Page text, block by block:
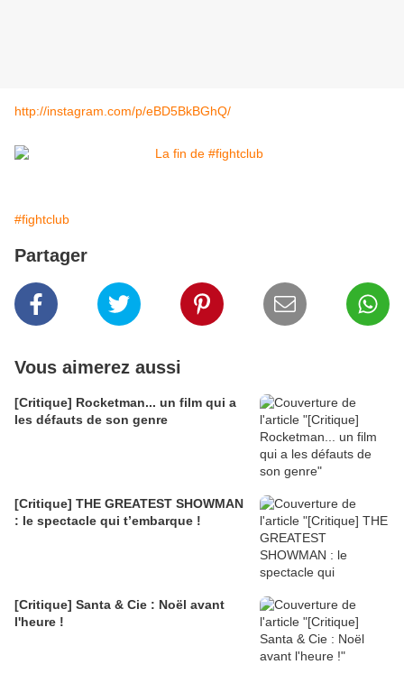
http://instagram.com/p/eBD5BkBGhQ/
#fightclub
Partager
Vous aimerez aussi
[Critique] Rocketman... un film qui a
les défauts de son genre
[Critique] THE GREATEST SHOWMAN
: le spectacle qui t’embarque !
[Critique] Santa & Cie : Noël avant
l'heure !